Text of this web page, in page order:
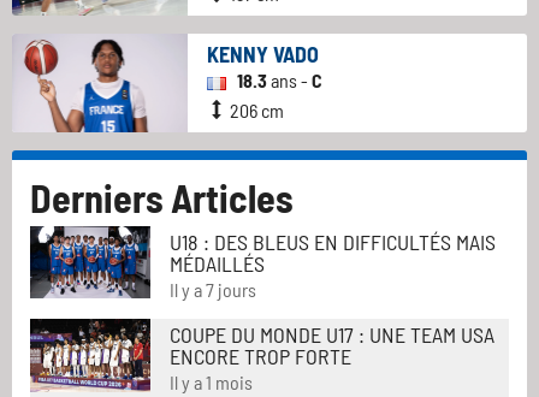
KENNY VADO
18.3ans - C
206 cm
Derniers Articles
U18 : DES BLEUS EN DIFFICULTÉS MAIS
MÉDAILLÉS
Il y a 7 jours
COUPE DU MONDE U17 : UNE TEAM USA
ENCORE TROP FORTE
Il y a 1 mois